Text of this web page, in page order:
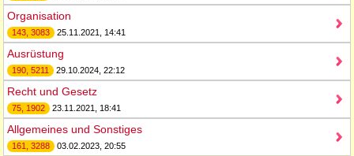
Organisation
143, 3083 25.11.2021, 14:41
Ausrüstung
190, 5211 29.10.2024, 22:12
Recht und Gesetz
75, 1902 23.11.2021, 18:41
Allgemeines und Sonstiges
161, 3288 03.02.2023, 20:55